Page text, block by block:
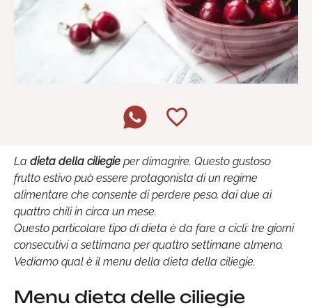
La dieta della ciliegie per dimagrire. Questo gustoso
frutto estivo può essere protagonista di un regime
alimentare che consente di perdere peso, dai due ai
quattro chili in circa un mese.
Questo particolare tipo di dieta è da fare a cicli: tre giorni
consecutivi a settimana per quattro settimane almeno.
Vediamo qual è il menu della dieta della ciliegie.
Menu dieta delle ciliegie